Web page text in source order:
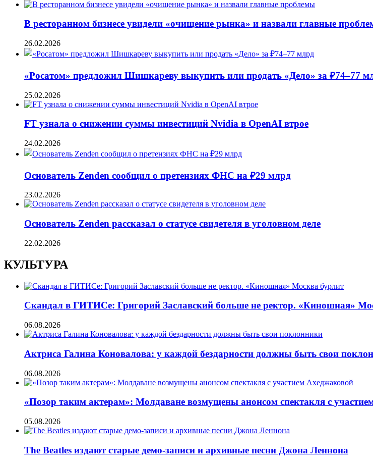
В ресторанном бизнесе увидели «очищение рынка» и назвали главные
26.02.2026
«Росатом» предложил Шишкареву выкупить или продать «Дело» за ₽74–77
25.02.2026
FT узнала о снижении суммы инвестиций Nvidia в OpenAI втрое
24.02.2026
Основатель Zenden сообщил о претензиях ФНС на ₽29 млрд
23.02.2026
Основатель Zenden рассказал о статусе свидетеля в уголовном деле
22.02.2026
КУЛЬТУРА
Скандал в ГИТИСе: Григорий Заславский больше не ректор. «Киношная»
06.08.2026
Актриса Галина Коновалова: у каждой бездарности должны быть свои
06.08.2026
«Позор таким актерам»: Молдаване возмущены анонсом спектакля с
05.08.2026
The Beatles издают старые демо-записи и архивные песни Джона Леннона